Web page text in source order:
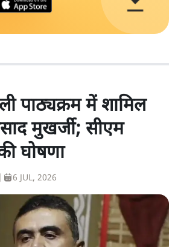
पाठ्यक्रम में शामिल
मुखर्जी; सीएम
घोषणा
6 JUL, 2026